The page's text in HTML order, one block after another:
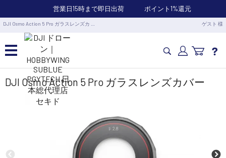
営業日15時まで即日出荷 ポイント1%還元
DJI Osmo Action 5 Pro ガラスレンズカ … ゲスト 様
カメラドローン・生活家電
業務用ドローン・業務関連製品
DJI Osmo Action 5 Pro ガラスレンズカバー